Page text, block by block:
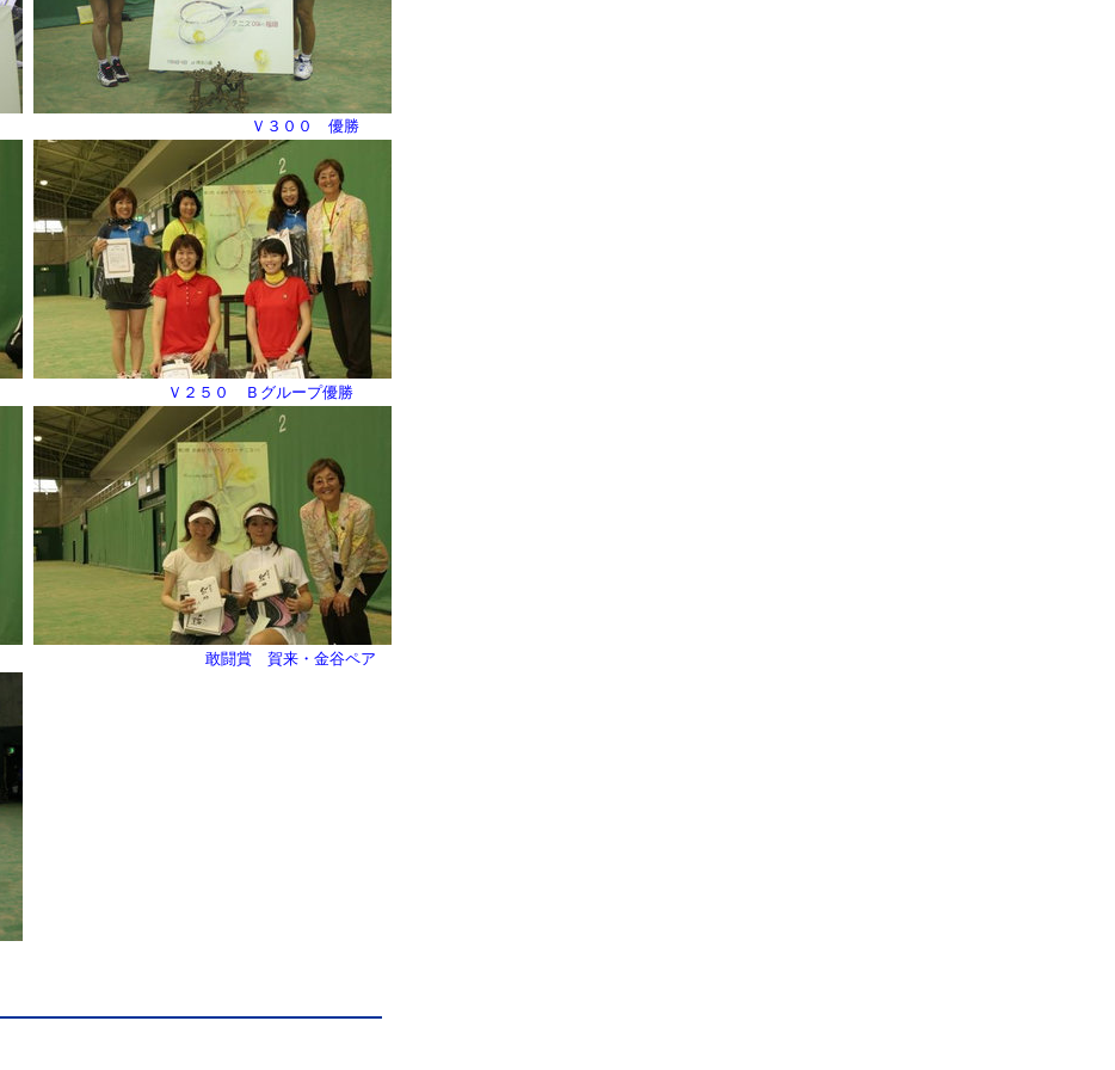
Ｖ３００ 優勝
Ｖ２５０ Ｂグループ優勝
敢闘賞 賀来・金谷ペア